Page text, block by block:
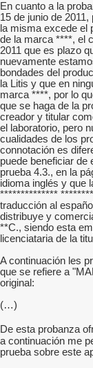
En cuanto a la
15 de junio de
la misma excede el
de la marca ****, el
2011 que es plazo
nuevamente
bondades del
la Litis y que en
marca ****, por lo
que se haga de la
creador y titular
el laboratorio, pero
cualidades de los
connotación es
puede beneficiar
prueba 4.3., en la
idioma inglés y que
**************
traducción al
distribuye y
**C., siendo esta
licenciataria de la
A continuación les
que se refiere a
original:
(…)
De esta probanza
a continuación me
prueba sobre este